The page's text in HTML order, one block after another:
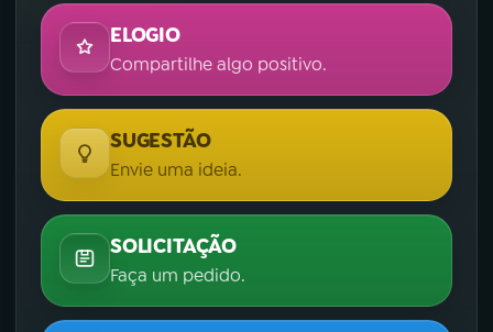
ELOGIO
Compartilhe algo positivo.
SUGESTÃO
Envie uma ideia.
SOLICITAÇÃO
Faça um pedido.